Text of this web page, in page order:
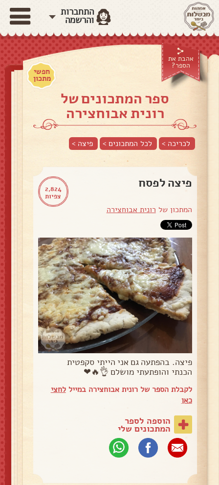
התחברות
והרשמה
אהבת את
הספר?
חפשי
מתכון
ספר המתכונים של
רונית אבוחצירה
לכריכה > לכל המתכונים > פיצה >
2,824
צפיות
פיצה לפסח
המתכון של רונית אבוחצירה
פיצה. בהפתעה גם אני הייתי סקפטית
הכנתי והופתעתי מושלם 👌🔥❤
לקבלת הספר של רונית אבוחצירה במייללחצי
כאן
הוספה לספר
המתכונים שלי